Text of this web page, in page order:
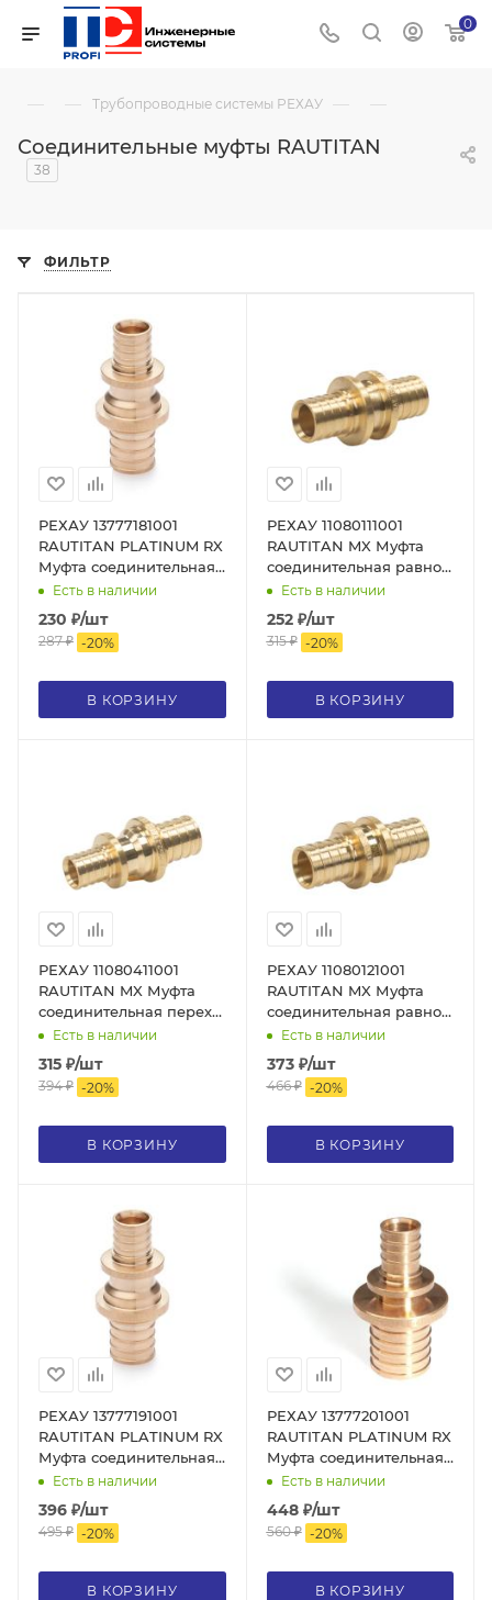
0
— — Трубопроводные системы РЕХАУ — —
Соединительные муфты RAUTITAN
38
ФИЛЬТР
РЕХАУ 13777181001
RAUTITAN PLATINUM RX
Муфта соединительная
переходная 20-16
PLATINUM, бронза
Есть в наличии
230 ₽/шт
287₽ -20%
В КОРЗИНУ
РЕХАУ 11080111001
RAUTITAN MX Муфта
соединительная
16, DZR латунь
Есть в наличии
252₽/шт
315₽ -20%
В КОРЗИНУ
РЕХАУ 11080411001
RAUTITAN MX Муфта
соединительная переходная
20-16, DZR латунь
Есть в наличии
315 ₽/шт
394₽ -20%
В КОРЗИНУ
РЕХАУ 11080121001
RAUTITAN MX Муфта
соединительная
20, DZR латунь
Есть в наличии
373₽/шт
466₽ -20%
В КОРЗИНУ
РЕХАУ 13777191001
RAUTITAN PLATINUM RX
Муфта соединительная
переходная 25-16
PLATINUM, бронза
Есть в наличии
396 ₽/шт
495₽ -20%
В КОРЗИНУ
РЕХАУ 13777201001
RAUTITAN PLATINUM RX
Муфта соединительная
переходная 25-20
PLATINUM, бронза
Есть в наличии
448₽/шт
560₽ -20%
В КОРЗИНУ